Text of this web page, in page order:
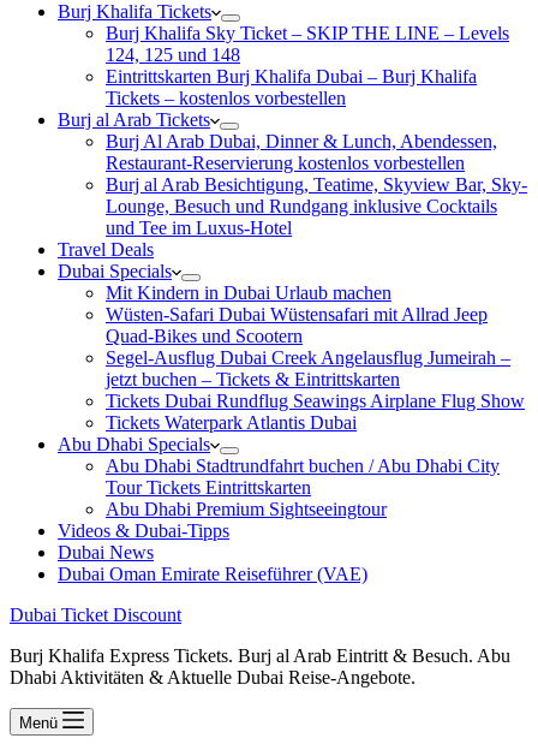
Burj Khalifa Tickets
Burj Khalifa Sky Ticket – SKIP THE LINE – Levels
124, 125 und 148
Eintrittskarten Burj Khalifa Dubai – Burj Khalifa
Tickets – kostenlos vorbestellen
Burj al Arab Tickets
Burj Al Arab Dubai, Dinner & Lunch, Abendessen,
Restaurant-Reservierung kostenlos vorbestellen
Burj al Arab Besichtigung, Teatime, Skyview Bar, Sky-
Lounge, Besuch und Rundgang inklusive Cocktails
und Tee im Luxus-Hotel
Travel Deals
Dubai Specials
Mit Kindern in Dubai Urlaub machen
Wüsten-Safari Dubai Wüstensafari mit Allrad Jeep
Quad-Bikes und Scootern
Segel-Ausflug Dubai Creek Angelausflug Jumeirah –
jetzt buchen – Tickets & Eintrittskarten
Tickets Dubai Rundflug Seawings Airplane Flug Show
Tickets Waterpark Atlantis Dubai
Abu Dhabi Specials
Abu Dhabi Stadtrundfahrt buchen / Abu Dhabi City
Tour Tickets Eintrittskarten
Abu Dhabi Premium Sightseeingtour
Videos & Dubai-Tipps
Dubai News
Dubai Oman Emirate Reiseführer (VAE)
Dubai Ticket Discount
Burj Khalifa Express Tickets. Burj al Arab Eintritt & Besuch. Abu
Dhabi Aktivitäten & Aktuelle Dubai Reise-Angebote.
Menü